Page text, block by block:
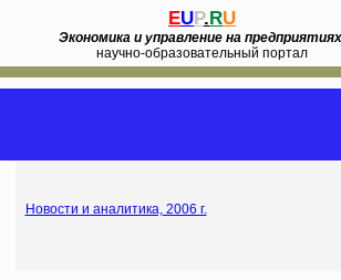
EUP.RU
Экономика и управление на
научно-образовательный портал
Новости и аналитика, 2006 г.